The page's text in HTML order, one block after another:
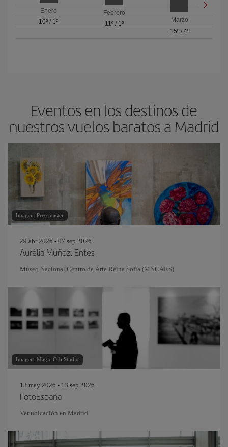
Enero
10º / 1º
Febrero
11º/ 1º
Marzo
15º/ 4º
Eventos en los destinos de
nuestros vuelos baratos a Madrid
Imagen: Pressmaster
29 abr 2026 - 07 sep 2026
Aurèlia Muñoz. Entes
Museo Nacional Centro de Arte Reina Sofía (MNCARS)
Imagen: Magic Orb Studio
13 may 2026 - 13 sep 2026
FotoEspaña
Ver ubicación en Madrid